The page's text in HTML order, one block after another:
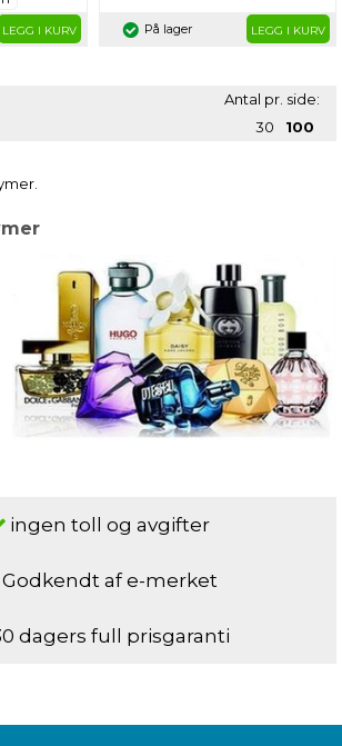
LEGG I KURV På lager LEGG I KURV
Antal pr. side:
30
100
ingen toll og avgifter
Godkendt af e-merket
dagers full prisgaranti
til å eie
Water
på i dag, så kan du
Gypsy Water på
en vinner den 1.
✔️
bli varslet via e-post.